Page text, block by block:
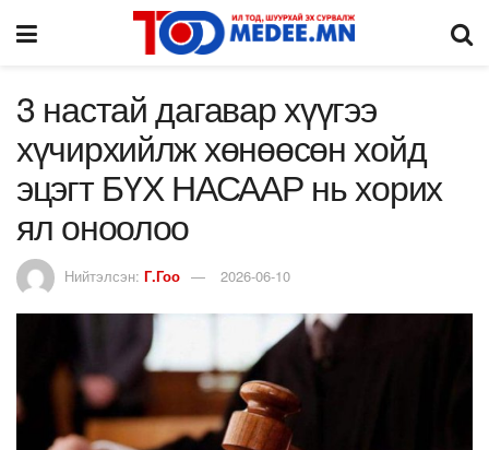
3 настай дагавар хүүгээ
хүчирхийлж хөнөөсөн хойд
эцэгт БҮХ НАСААР нь хорих
ял оноолоо
Нийтэлсэн: Г.Гоо 2026-06-10